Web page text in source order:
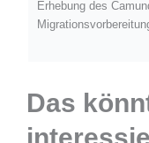
Erhebung des
Das